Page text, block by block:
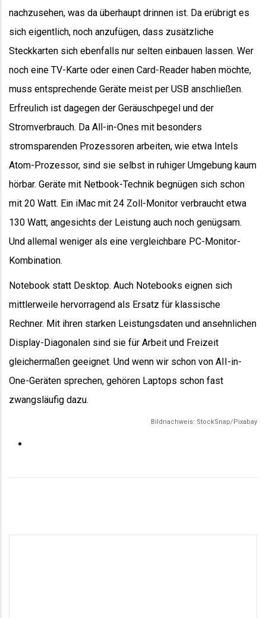
nachzusehen, was da überhaupt drinnen ist. Da erübrigt es
sich eigentlich, noch anzufügen, dass zusätzliche
Steckkarten sich ebenfalls nur selten einbauen lassen. Wer
noch eine TV-Karte oder einen Card-Reader haben möchte,
muss entsprechende Geräte meist per USB anschließen.
Erfreulich ist dagegen der Geräuschpegel und der
Stromverbrauch. Da All-in-Ones mit besonders
stromsparenden Prozessoren arbeiten, wie etwa Intels
Atom-Prozessor, sind sie selbst in ruhiger Umgebung kaum
hörbar. Geräte mit Netbook-Technik begnügen sich schon
mit 20 Watt. Ein iMac mit 24 Zoll-Monitor verbraucht etwa
130 Watt, angesichts der Leistung auch noch genügsam.
Und allemal weniger als eine vergleichbare PC-Monitor-
Kombination.
Notebook statt Desktop. Auch Notebooks eignen sich
mittlerweile hervorragend als Ersatz für klassische
Rechner. Mit ihren starken Leistungsdaten und ansehnlichen
Display-Diagonalen sind sie für Arbeit und Freizeit
gleichermaßen geeignet. Und wenn wir schon von AII-in-
One-Geräten sprechen, gehören Laptops schon fast
zwangsläufig dazu.
Bildnachweis: StockSnap/Pixabay